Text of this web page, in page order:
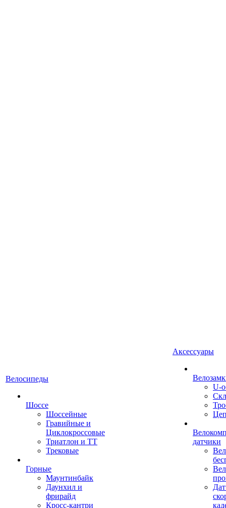
Велосипеды
Шоссе
Шоссейные
Гравийные и
Циклокроссовые
Триатлон и ТТ
Трековые
Горные
Маунтинбайк
Даунхил и
фрирайд
Кросс-кантри
Аксессуары
U-
датчики